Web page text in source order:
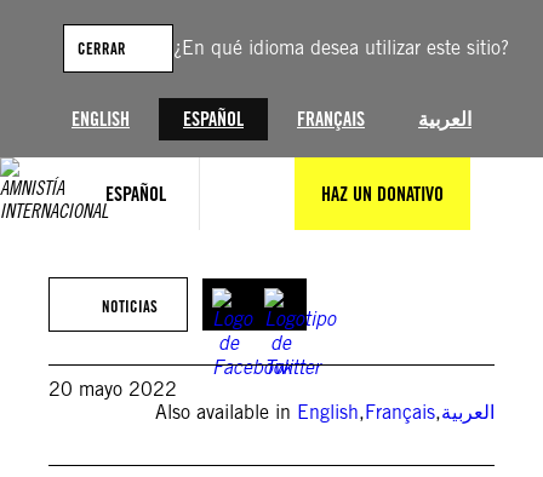
¿En qué idioma desea utilizar este sitio?
ENGLISH ESPAÑOL FRANÇAIS العربية
CERRAR
ESPAÑOL HAZ UN DONATIVO
contenido
NOTICIAS
20 mayo 2022
Also available in English,Français,العربية